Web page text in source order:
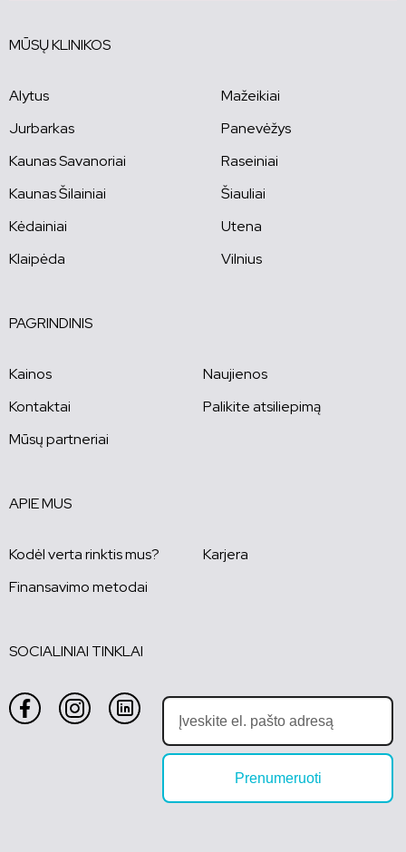
MŪSŲ KLINIKOS
Alytus
Jurbarkas
Kaunas Savanoriai
Kaunas Šilainiai
Kėdainiai
Klaipėda
Mažeikiai
Panevėžys
Raseiniai
Šiauliai
Utena
Vilnius
PAGRINDINIS
Kainos
Naujienos
Kontaktai
Palikite atsiliepimą
Mūsų partneriai
APIE MUS
Kodėl verta rinktis mus?
Karjera
Finansavimo metodai
SOCIALINIAI TINKLAI
Prenumeruoti